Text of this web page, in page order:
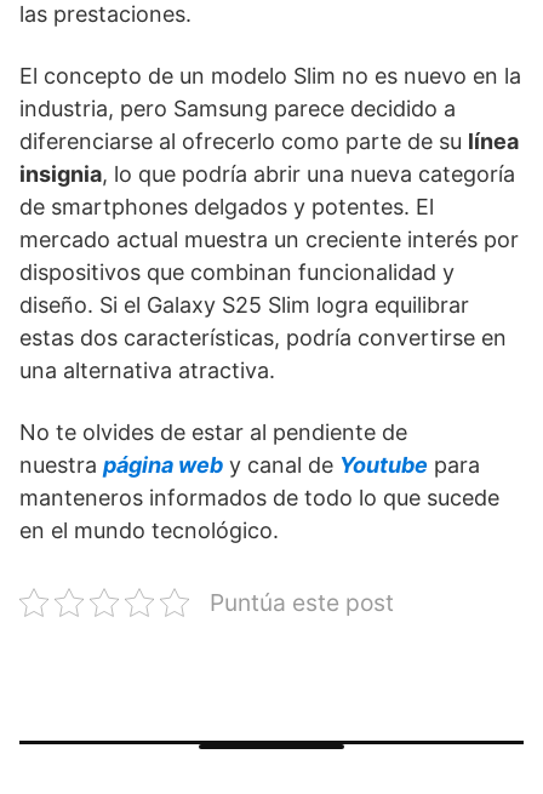
las prestaciones.
El concepto de un modelo Slim no es nuevo en la
industria, pero Samsung parece decidido a
diferenciarse al ofrecerlo como parte de su línea
insignia, lo que podría abrir una nueva categoría
de smartphones delgados y potentes. El
mercado actual muestra un creciente interés por
dispositivos que combinan funcionalidad y
diseño. Si el Galaxy S25 Slim logra equilibrar
estas dos características, podría convertirse en
una alternativa atractiva.
No te olvides de estar al pendiente de
nuestra página web y canal de Youtube para
manteneros informados de todo lo que sucede
en el mundo tecnológico.
Puntúa este post